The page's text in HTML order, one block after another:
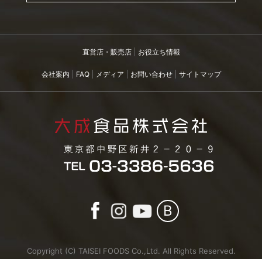
直営店・販売店 お役立ち情報
会社案内 FAQ メディア お問い合わせ サイトマップ
B
Copyright (C) TAISEI FOODS Co.,Ltd. All Rights Reserved.